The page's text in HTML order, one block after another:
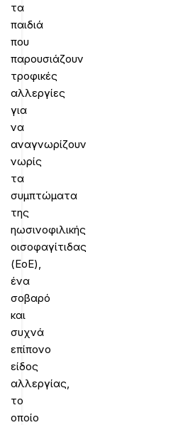
τα
παιδιά
που
παρουσιάζουν
τροφικές
αλλεργίες
για
να
αναγνωρίζουν
νωρίς
τα
συμπτώματα
της
ηωσινοφιλικής
οισοφαγίτιδας
(EoE),
ένα
σοβαρό
και
συχνά
επίπονο
είδος
αλλεργίας,
το
οποίο